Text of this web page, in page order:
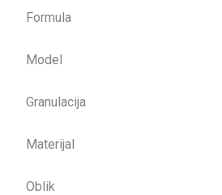
Formula
Model
Granulacija
Materijal
Oblik